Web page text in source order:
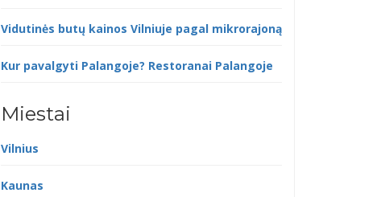
Vidutinės butų kainos Vilniuje pagal mikrorajoną
Kur pavalgyti Palangoje? Restoranai Palangoje
Miestai
Vilnius
Kaunas